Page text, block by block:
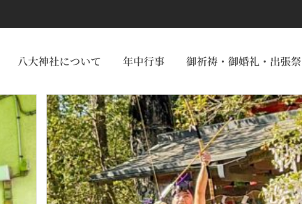
八大神社について 年中行事 御祈祷・御婚礼・出張祭